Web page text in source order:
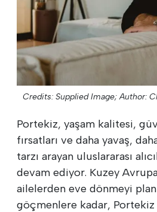
Credits: Supplied Image; Author:
Portekiz, yaşam kalitesi,
fırsatları ve daha yavaş,
tarzı arayan uluslararası
devam ediyor. Kuzey
ailelerden eve dönmeyi
göçmenlere kadar,